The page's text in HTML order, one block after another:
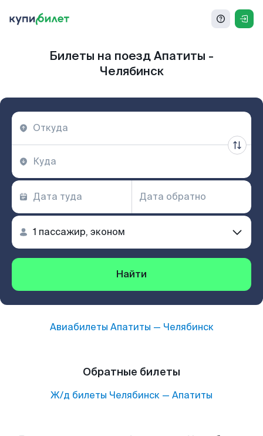
Билеты на поезд Апатиты -
Челябинск
Найти
Авиабилеты Апатиты — Челябинск
Обратные билеты
Ж/д билеты Челябинск — Апатиты